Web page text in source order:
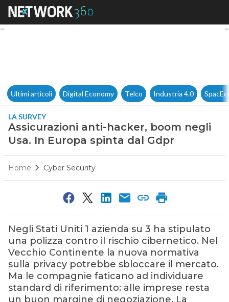
Assicurazioni anti-hacker,
Ultimi articoli Digital Economy Telco Industria 4.0
LA SURVEY
Assicurazioni anti-hacker, boom negli
Usa. In Europa spinta dal Gdpr
Home Cyber Security
Negli Stati Uniti 1 azienda su 3 ha stipulato
una polizza contro il rischio cibernetico. Nel
Vecchio Continente la nuova normativa
sulla privacy potrebbe sbloccare il mercato.
Ma le compagnie faticano ad individuare
standard di riferimento: alle imprese resta
un buon margine di negoziazione. La